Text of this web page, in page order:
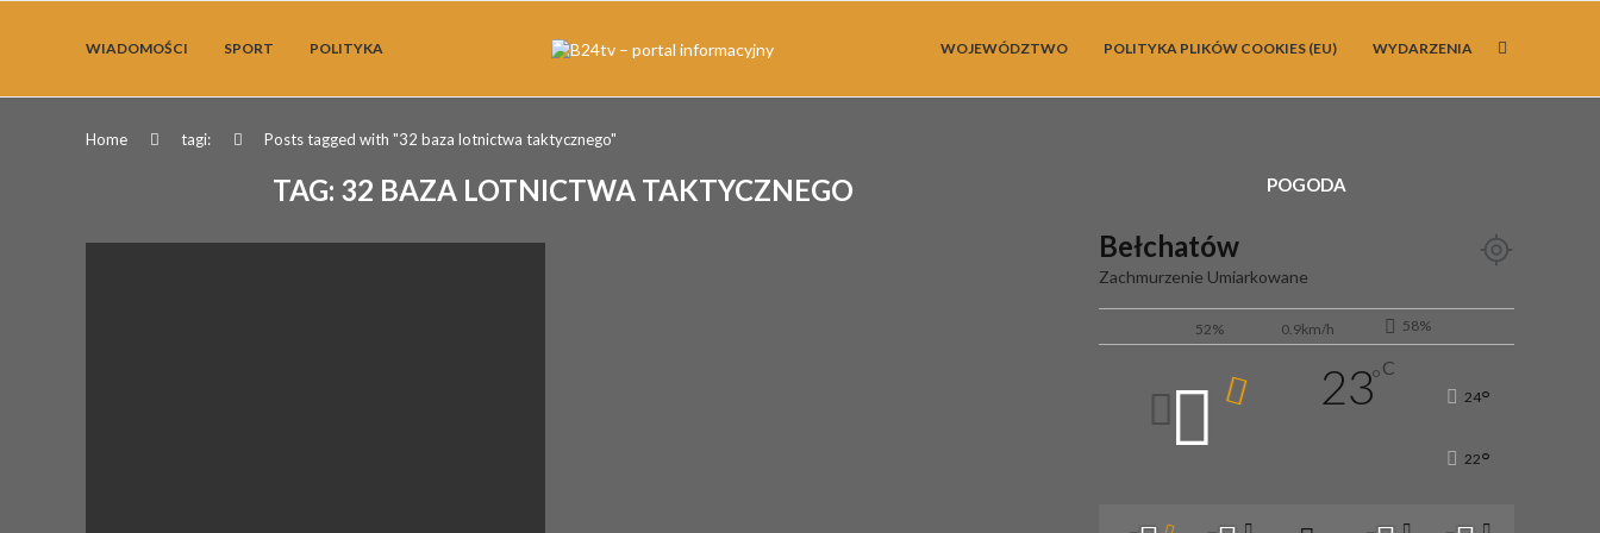
WIADOMOŚCI SPORT POLITYKA WOJEWÓDZTWO POLITYKA PLIKÓW COOKIES (EU) WYDARZENIA
Home tagi: Posts tagged with "32 baza lotnictwa taktycznego"
TAG: 32 BAZA LOTNICTWA TAKTYCZNEGO POGODA
Bełchatów
Zachmurzenie Umiarkowane
52% 0.9km/h 58%
23°C
24°
22°